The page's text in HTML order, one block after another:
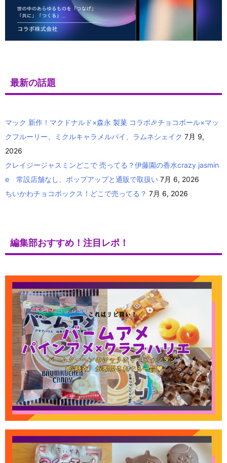
最新の話題
マック 新作！マクドナルド×森永 製菓 コラボ🎉チョコボール×マッ
クフルーリー、ミクルキャラメルパイ、ラムネシェイク 7月 9,
2026
クレイジージャスミンどこで 売ってる？伊藤園の香水crazy jasmin
e 常設店舗なし、ポップアップと通販で取扱い 7月 6, 2026
ちいかわチョコボックス！どこで売ってる？ 7月 6, 2026
編集部おすすめ！注目レポ！